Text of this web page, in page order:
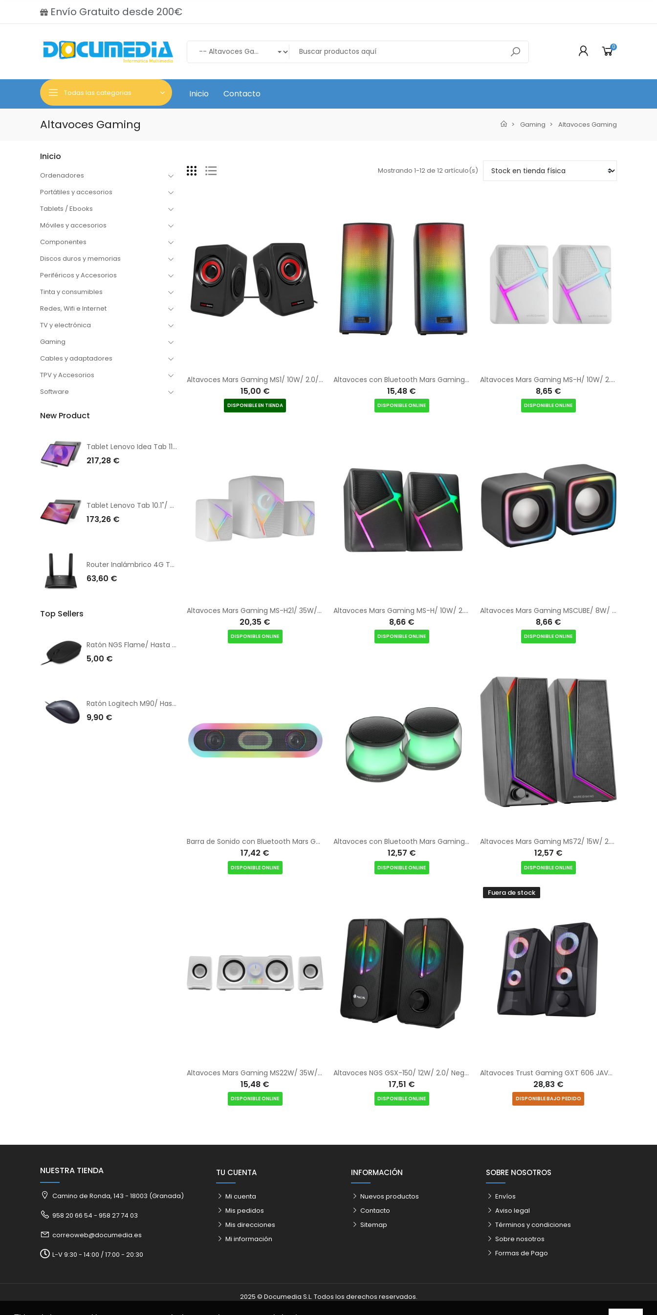
Envío Gratuito desde 200€
0
Todas las categorias Inicio Contacto
Altavoces Gaming Gaming Altavoces Gaming
Inicio
Ordenadores
Portátiles y accesorios
Tablets / Ebooks
Móviles y accesorios
Componentes
Discos duros y memorias
Periféricos y Accesorios
Tinta y consumibles
Redes, Wifi e Internet
TV y electrónica
Gaming
Cables y adaptadores
TPV y Accesorios
Software
New Product
Tablet Lenovo Idea Tab 11"/ 8GB/ 128GB/ Octacore/ Gris Luna/ Incluye Lenovo Tab Pen
217,28 €
Tablet Lenovo Tab 10.1"/ 4GB/ 128GB/ Octacore/ Gris Luna
173,26 €
Router Inalámbrico 4G TP-Link TL-MR100 V2 300Mbps/ 2.4GHz/ 2 Antenas/ WiFi 802.11b/g/n
63,60 €
Top Sellers
Ratón NGS Flame/ Hasta 1000 DPI
5,00 €
Ratón Logitech M90/ Hasta 1000 DPI/ Gris V2
9,90 €
Mostrando 1-12 de 12 artículo(s)
Altavoces Mars Gaming MS1/ 10W/ 2.0/ Rojos
15,00 €
DISPONIBLE EN TIENDA
Altavoces con Bluetooth Mars Gaming MSRGB2/ 15W/ 2.0/ Negros
15,48 €
DISPONIBLE ONLINE
Altavoces Mars Gaming MS-H/ 10W/ 2.0/ Blancos
8,65 €
DISPONIBLE ONLINE
Altavoces Mars Gaming MS-H21/ 35W/ 2.1/ Blancos
20,35 €
DISPONIBLE ONLINE
Altavoces Mars Gaming MS-H/ 10W/ 2.0/ Negros
8,66 €
DISPONIBLE ONLINE
Altavoces Mars Gaming MSCUBE/ 8W/ 2.0/ Negros
8,66 €
DISPONIBLE ONLINE
Barra de Sonido con Bluetooth Mars Gaming MSB-ORB/ 20W/ 2.0/ Negra
17,42 €
DISPONIBLE ONLINE
Altavoces con Bluetooth Mars Gaming MS-AURA/ 15W/ 2.0/ Negros
12,57 €
DISPONIBLE ONLINE
Altavoces Mars Gaming MS72/ 15W/ 2.0/ Negros
12,57 €
DISPONIBLE ONLINE
Altavoces Mars Gaming MS22W/ 35W/ 2.2/ Blancos
15,48 €
DISPONIBLE ONLINE
Altavoces NGS GSX-150/ 12W/ 2.0/ Negros
17,51 €
DISPONIBLE ONLINE
Fuera de stock
Altavoces Trust Gaming GXT 606 JAVV/ 12W/ 2.0/ Negros
28,83 €
DISPONIBLE BAJO PEDIDO
NUESTRA TIENDA
Camino de Ronda, 143 - 18003 (Granada)
958 20 66 54 - 958 27 74 03
correoweb@documedia.es
L-V 9:30 - 14:00 / 17:00 - 20:30
TU CUENTA
Mi cuenta
Mis pedidos
Mis direcciones
Mi información
INFORMACIÓN
Nuevos productos
Contacto
Sitemap
SOBRE NOSOTROS
Envíos
Aviso legal
Términos y condiciones
Sobre nosotros
Formas de Pago
2025 © Documedia S.L. Todos los derechos reservados.